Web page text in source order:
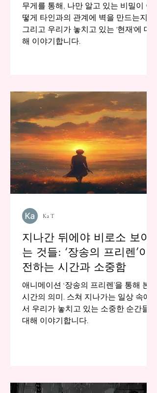
무게를 통해, 나만 알고 있는 비밀이 어
떻게 타인과의 관계에 벽을 만드는지,
그리고 우리가 놓치고 있는 '현재'에 대
해 이야기합니다.
지나간 뒤에야 비로소 보이
는 것들: ‘장송의 프리렌’이
전하는 시간과 소중함
애니메이션 ‘장송의 프리렌’을 통해 본
시간의 의미. 스쳐 지나가는 일상 속에
서 우리가 놓치고 있는 소중한 순간들에
대해 이야기합니다.
Ka T